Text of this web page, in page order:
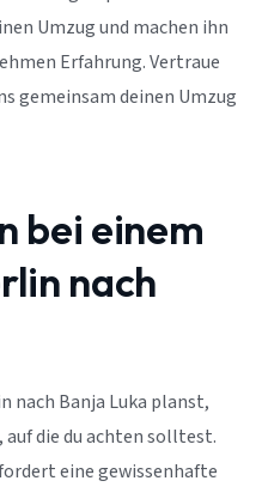
Umzug und machen ihn
Erfahrung. Vertraue
gemeinsam deinen Umzug
bei einem
nach
nach Banja Luka planst,
die du achten solltest.
eine gewissenhafte